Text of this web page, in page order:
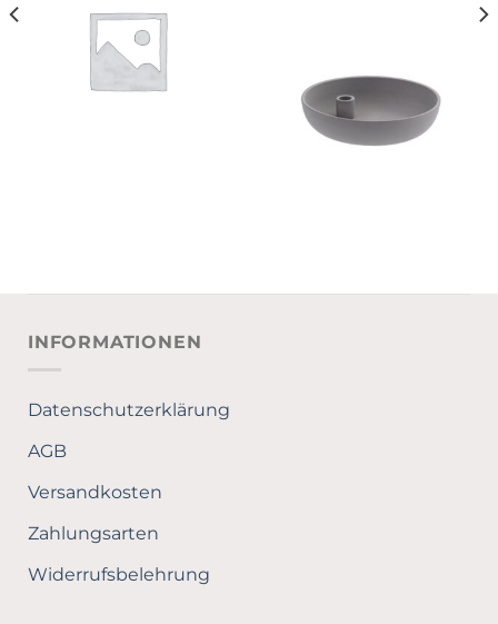
INFORMATIONEN
Datenschutzerklärung
AGB
Versandkosten
Zahlungsarten
Widerrufsbelehrung